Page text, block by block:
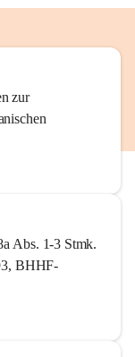
zur
Abs. 1-3 Stmk.
BHHF-